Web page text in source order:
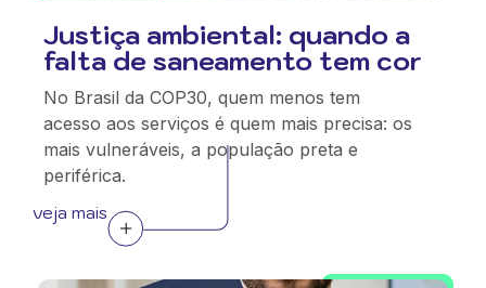
Justiça ambiental: quando a
falta de saneamento tem cor
No Brasil da COP30, quem menos tem
acesso aos serviços é quem mais precisa: os
mais vulneráveis, a população preta e
periférica.
veja mais